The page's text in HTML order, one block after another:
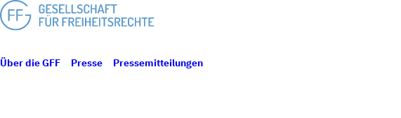
Über die GFF Presse Pressemitteilungen